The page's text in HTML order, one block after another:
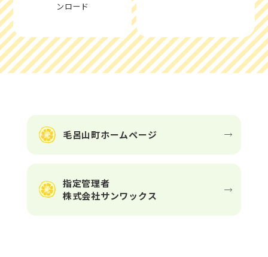
ンロード
毛呂山町ホームページ
指定管理者
株式会社サンワックス